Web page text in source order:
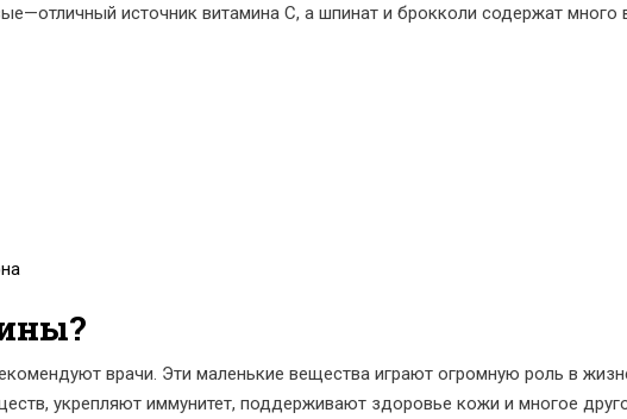
источник витамина C, а шпинат и брокколи содержат много
врачи. Эти маленькие вещества играют огромную роль в
укрепляют иммунитет, поддерживают здоровье кожи и многое